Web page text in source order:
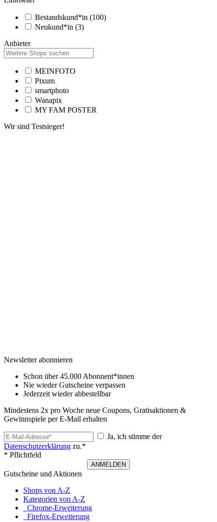
Bestandskund*in (100)
Neukund*in (3)
Anbieter
MEINFOTO
Pixum
smartphoto
Wanapix
MY FAM POSTER
Wir sind Testsieger!
Newsletter abonnieren
Schon über 45.000 Abonnent*innen
Nie wieder Gutscheine verpassen
Jederzeit wieder abbestellbar
Mindestens 2x pro Woche neue Coupons, Gratisaktionen &
Gewinnspiele per E-Mail erhalten
Ja, ich stimme der
Datenschutzerklärung zu.*
* Pflichtfeld
ANMELDEN
Gutscheine und Aktionen
Shops von A-Z
Kategorien von A-Z
Chrome-Erweiterung
Firefox-Erweiterung